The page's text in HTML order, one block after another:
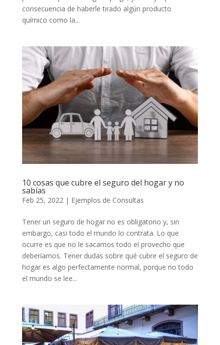
consecuencia de haberle tirado algún producto
químico como la...
10 cosas que cubre el seguro del hogar y no
sabías
Feb 25, 2022 | Ejemplos de Consultas
Tener un seguro de hogar no es obligatorio y, sin
embargo, casi todo el mundo lo contrata. Lo que
ocurre es que no le sacamos todo el provecho que
deberíamos. Tener dudas sobre qué cubre el seguro de
hogar es algo perfectamente normal, porque no todo
el mundo se lee...